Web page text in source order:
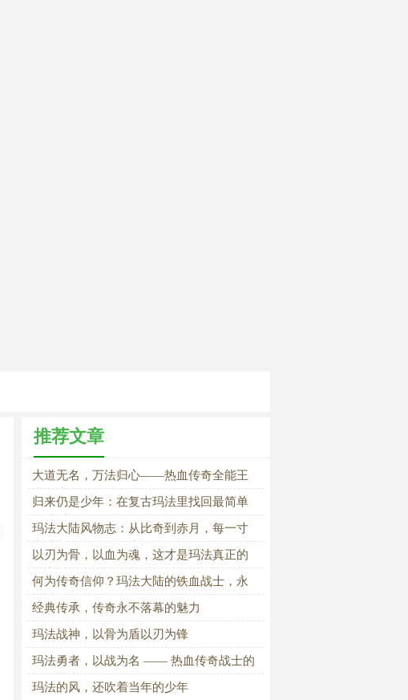
推荐文章
大道无名，万法归心——热血传奇全能王
者道士正传
归来仍是少年：在复古玛法里找回最简单
的快乐
玛法大陆风物志：从比奇到赤月，每一寸
土地都有我们的足迹
以刃为骨，以血为魂，这才是玛法真正的
战士信仰
何为传奇信仰？玛法大陆的铁血战士，永
远冲锋在前
经典传承，传奇永不落幕的魅力
玛法战神，以骨为盾以刃为锋
玛法勇者，以战为名 —— 热血传奇战士的
铁血荣光
玛法的风，还吹着当年的少年